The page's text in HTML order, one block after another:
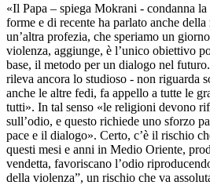
«Il Papa – spiega Mokrani - condanna
forme e di recente ha parlato anche della
un’altra profezia, che speriamo un
violenza, aggiunge, è l’unico obiettivo
base, il metodo per un dialogo nel
rileva ancora lo studioso - non riguarda
anche le altre fedi, fa appello a tutte le
tutti». In tal senso «le religioni devono
sull’odio, e questo richiede uno sforzo
pace e il dialogo». Certo, c’è il rischio
questi mesi e anni in Medio Oriente,
vendetta, favoriscano l’odio
della violenza”, un rischio che va